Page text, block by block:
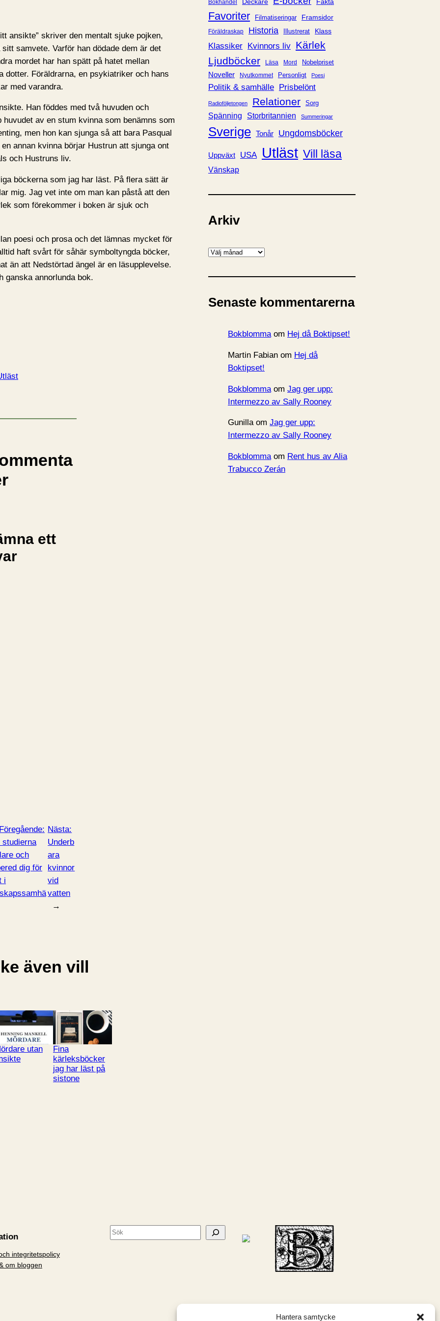
Hantera samtycke
ansikte” skriver den mentalt sjuke pojken,
samvete. Varför han dödade dem är det
mordet har han spätt på hatet mellan
dotter. Föräldrarna, en psykiatriker och hans
med varandra.
Han föddes med två huvuden och
av en stum kvinna som benämns som
men hon kan sjunga så att bara Pasqual
annan kvinna börjar Hustrun att sjunga ont
och Hustruns liv.
böckerna som jag har läst. På flera sätt är
mig. Jag vet inte om man kan påstå att den
som förekommer i boken är sjuk och
poesi och prosa och det lämnas mycket för
haft svårt för såhär symboltyngda böcker,
än att Nedstörtad ängel är en läsupplevelse.
ganska annorlunda bok.
ett
Föregående:
studierna
och
dig för
i
Nästa:
Underb
ara
kvinnor
vid
vatten
→
även vill
utan
Fina
kärleksböcker
jag har läst på
sistone
e
r
Bokhandel
Favoriter Filmatiseringar Framsidor
Föräldraskap Historia Illustrerat Klass
Klassiker Kvinnors liv Kärlek
Ljudböcker
Läsa Mord Nobelpriset
Noveller Nyutkommet Personligt Poesi
Politik & samhälle Prisbelönt
Radioföljetongen Relationer Sorg
Spänning Storbritannien Summeringar
Sverige Tonår Ungdomsböcker
Uppväxt USA Utläst Vill läsa
Vänskap
Arkiv
A
k
v
Senaste kommentarerna
Bokblommaom Hej då Boktipset!
Martin Fabian om Hej då
Boktipset!
Bokblomma om Jag ger upp:
Intermezzo av Sally Rooney
Gunillaom Jag ger upp:
Intermezzo av Sally Rooney
Bokblommaom Rent hus av Alia
Trabucco Zerán
integritetspolicy
om bloggen
S